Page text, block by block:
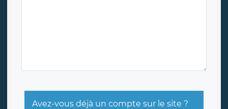
Avez-vous déjà un compte sur le site ?